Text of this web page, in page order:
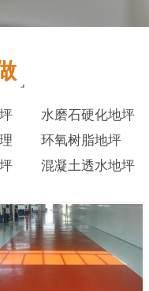
水磨石硬化地坪
环氧树脂地坪
混凝土透水地坪